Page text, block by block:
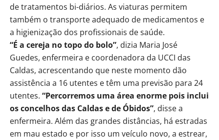
de tratamentos bi-diários. As viaturas permitem
também o transporte adequado de medicamentos e
a higienização dos profissionais de saúde.
“É a cereja no topo do bolo”, dizia Maria José
Guedes, enfermeira e coordenadora da UCCI das
Caldas, acrescentando que neste momento dão
assistência a 16 utentes e têm uma previsão para 24
utentes. “Percorremos uma área enorme pois inclui
os concelhos das Caldas e de Óbidos”, disse a
enfermeira. Além das grandes distâncias, há estradas
em mau estado e por isso um veículo novo, a estrear,